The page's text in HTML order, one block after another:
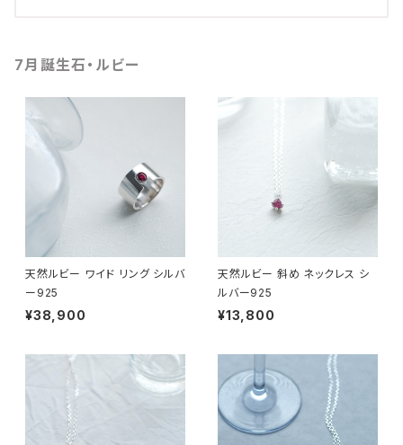
7月誕生石・ルビー
天然ルビー ワイド リング シルバ
ー925
¥38,900
天然ルビー 斜め ネックレス シ
ルバー925
¥13,800